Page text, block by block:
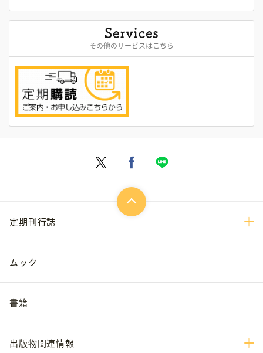
その他のサービスはこちら
定期刊行誌
ムック
書籍
出版物関連情報